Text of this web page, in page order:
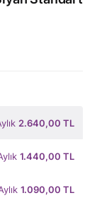
2.640,00 TL
1.440,00 TL
1.090,00 TL